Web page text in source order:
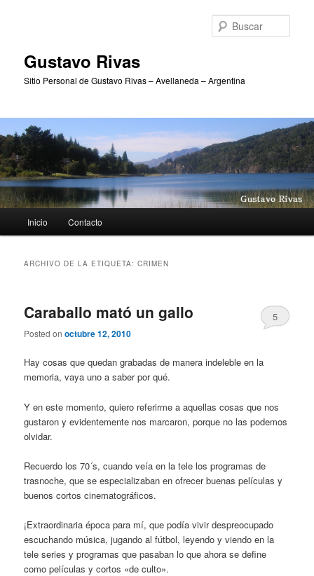
Gustavo Rivas
Sitio Personal de Gustavo Rivas – Avellaneda – Argentina
principal
Inicio Contacto
ARCHIVO DE LA ETIQUETA:CRIMEN
Caraballo mató un gallo
Posted onoctubre 12, 2010
5
Hay cosas que quedan grabadas de manera indeleble en la
memoria, vaya uno a saber por qué.
Y en este momento, quiero referirme a aquellas cosas que nos
gustaron y evidentemente nos marcaron, porque no las podemos
olvidar.
Recuerdo los 70´s, cuando veía en la tele los programas de
trasnoche, que se especializaban en ofrecer buenas películas y
buenos cortos cinematográficos.
¡Extraordinaria época para mí, que podía vivir despreocupado
escuchando música, jugando al fútbol, leyendo y viendo en la
tele series y programas que pasaban lo que ahora se define
como películas y cortos «de culto».